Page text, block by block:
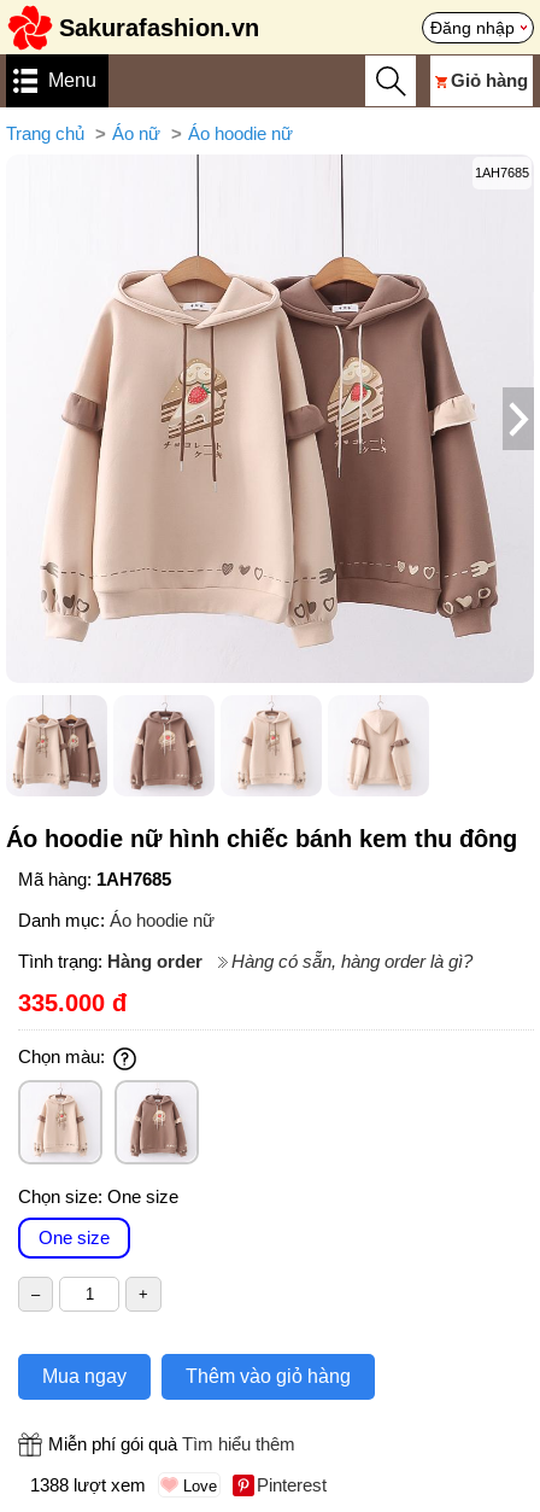
Sakurafashion.vn Đăng nhập
Menu Giỏ hàng
Trang chủ Áo nữ Áo hoodie nữ
1AH7685
Áo hoodie nữ hình chiếc bánh kem thu đông
Mã hàng: 1AH7685
Danh mục: Áo hoodie nữ
Tình trạng: Hàng order Hàng có sẵn, hàng order là gì?
335.000 đ
Chọn màu:
Chọn size: One size
One size
Mua ngay Thêm vào giỏ hàng
Miễn phí gói quà Tìm hiểu thêm
1388 lượt xem
Pinterest